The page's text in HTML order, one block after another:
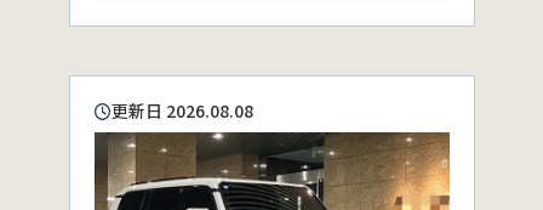
更新日 2026.08.08